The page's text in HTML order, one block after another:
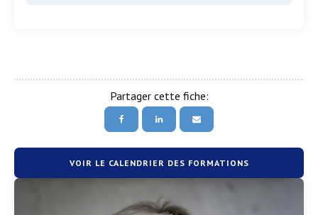
Partager cette fiche:
VOIR LE CALENDRIER DES FORMATIONS